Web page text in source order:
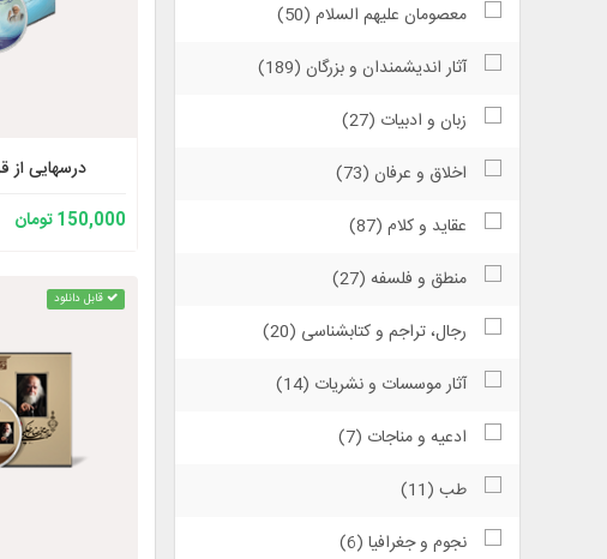
معصومان علیهم السلام (50)
آثار اندیشمندان و بزرگان (189)
زبان و ادبیات (27)
اخلاق و عرفان (73)
عقاید و كلام (87)
منطق و فلسفه (27)
رجال، تراجم و کتابشناسی (20)
آثار موسسات و نشریات (14)
ادعیه و مناجات (7)
طب (11)
نجوم و جغرافیا (6)
درسهایی از
150,000 تومان
قابل دانلود